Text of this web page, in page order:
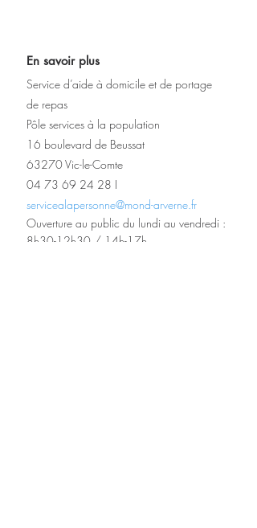
En savoir plus
Service d’aide à domicile et de portage
de repas
Pôle services à la population
16 boulevard de Beussat
63270 Vic-le-Comte
04 73 69 24 28 I
servicealapersonne@mond-arverne.fr
Ouverture au public du lundi au vendredi :
8h30-12h30 / 14h-17h